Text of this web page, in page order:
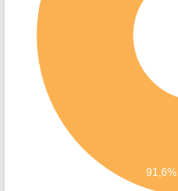
91,6%